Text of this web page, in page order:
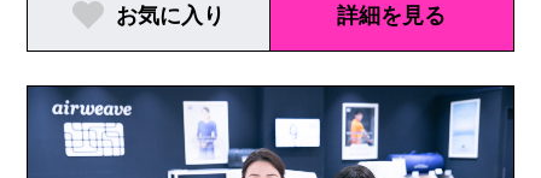
お気に入り 詳細を見る